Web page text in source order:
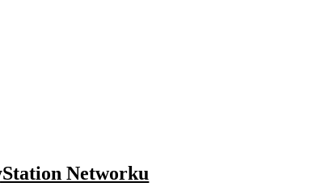
Networku